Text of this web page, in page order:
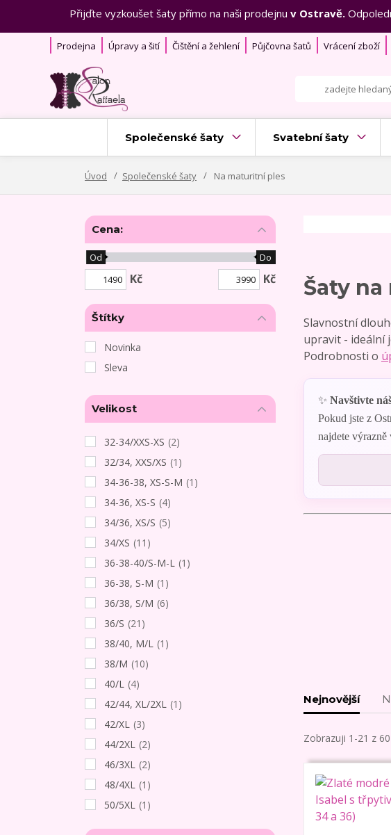
Přijďte vyzkoušet šaty přímo na naši prodejnu v Ostravě.
Prodejna Úpravy a šití Čištění a žehlení Půjčovna šatů Vrácení zboží
Společenské šaty Svatební šaty
Úvod Společenské šaty Na maturitní ples
Šaty
Slavnostní
upravit - ideální
Podrobnosti o
✨ Navštivte
Pokud jste z
najdete výrazně
Nejnovější
Zobrazuji 1-21 z 60
Cena:
Kč
Od Do
Kč
Štítky
Novinka
Sleva
Velikost
32-34/XXS-XS (2)
32/34, XXS/XS (1)
34-36-38, XS-S-M (1)
34-36, XS-S (4)
34/36, XS/S (5)
34/XS (11)
36-38-40/S-M-L (1)
36-38, S-M (1)
36/38, S/M (6)
36/S (21)
38/40, M/L (1)
38/M (10)
40/L (4)
42/44, XL/2XL (1)
42/XL (3)
44/2XL (2)
46/3XL (2)
48/4XL (1)
50/5XL (1)